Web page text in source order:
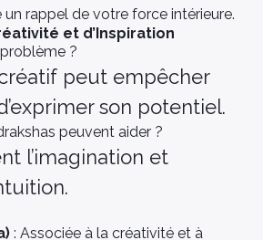
rappel de votre force intérieure.
et d’Inspiration
?
peut empêcher
son potentiel.
peuvent aider ?
l’imagination et
: Associée à la créativité et à